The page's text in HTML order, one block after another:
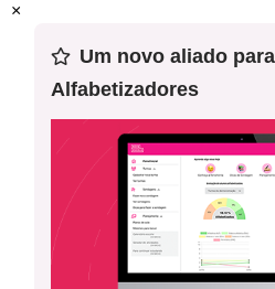
importância do solo e da água
seus diferentes usos (plantação
entre outras possibilidades) e os
×
Um novo aliado
Alfabetizadores